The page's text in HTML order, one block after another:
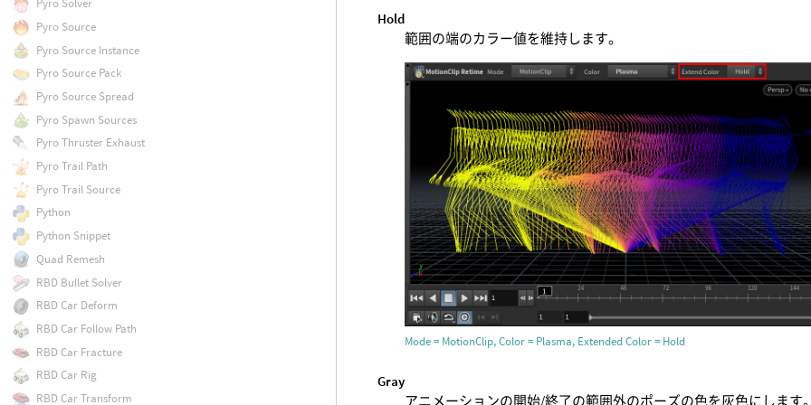
Hold
範囲の端のカラー値を維持します。
Mode = MotionClip, Color = Plasma, Extended Color = Hold
Gray
アニメーションの開始/終了の範囲外のポーズの色を灰色にします
Pyro Solver
Pyro Source
Pyro Source Instance
Pyro Source Pack
Pyro Source Spread
Pyro Spawn Sources
Pyro Thruster Exhaust
Pyro Trail Path
Pyro Trail Source
Python
Python Snippet
Quad Remesh
RBD Bullet Solver
RBD Car Deform
RBD Car Follow Path
RBD Car Fracture
RBD Car Rig
RBD Car Transform